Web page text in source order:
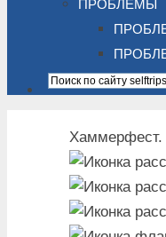
ПРОБЛЕМЫ
Хаммерфест.